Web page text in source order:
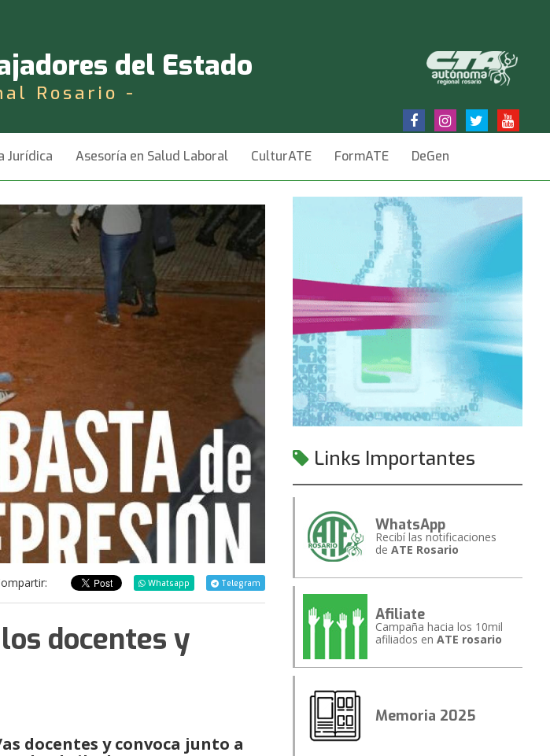
del Estado
Rosario -
Jurídica Asesoría en Salud Laboral CulturATE FormATE DeGen
Telegram
Whatsapp
docentes y
docentes y convoca junto a
Links Importantes
WhatsApp
Recibí las notificaciones
de ATE Rosario
Afiliate
Campaña hacia los 10mil
afiliados en ATE rosario
Memoria 2025